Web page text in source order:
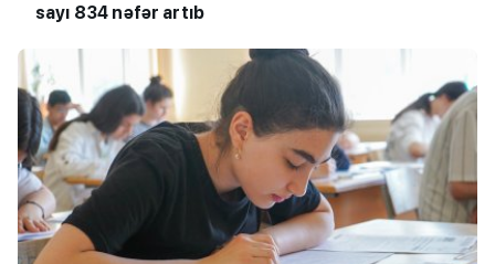
sayı 834 nəfər artıb